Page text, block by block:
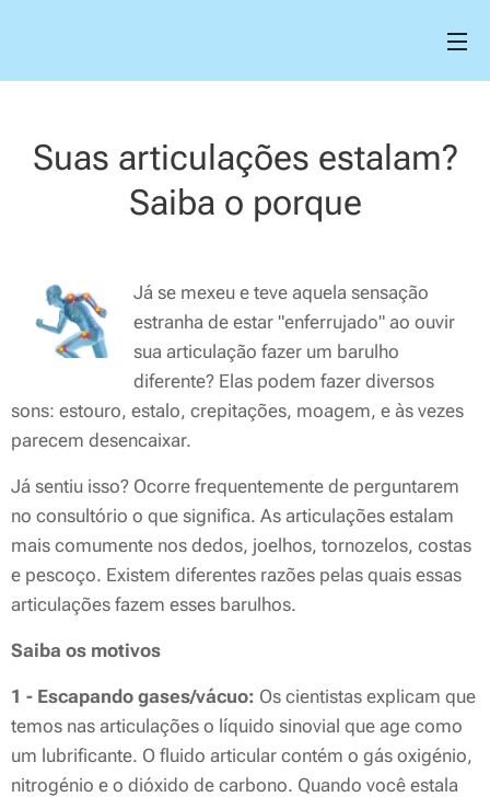
Suas articulações estalam?
Saiba o porque
Já se mexeu e teve aquela sensação
estranha de estar "enferrujado" ao ouvir
sua articulação fazer um barulho
diferente? Elas podem fazer diversos
sons: estouro, estalo, crepitações, moagem, e às vezes
parecem desencaixar.
Já sentiu isso? Ocorre frequentemente de perguntarem
no consultório o que significa. As articulações estalam
mais comumente nos dedos, joelhos, tornozelos, costas
e pescoço. Existem diferentes razões pelas quais essas
articulações fazem esses barulhos.
Saiba os motivos
1 - Escapando gases/vácuo: Os cientistas explicam que
temos nas articulações o líquido sinovial que age como
um lubrificante. O fluido articular contém o gás oxigénio,
nitrogénio e o dióxido de carbono. Quando você estala